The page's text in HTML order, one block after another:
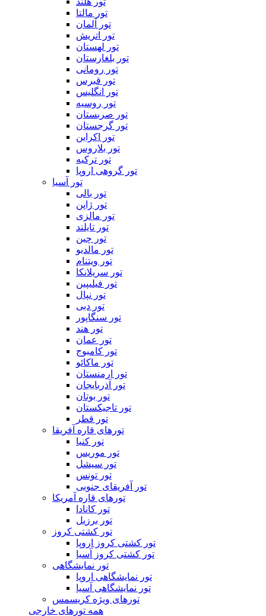
تور مالتا
تور آلمان
تور اتریش
تور لهستان
تور بلغارستان
تور رومانی
تور قبرس
تور انگلیس
تور روسیه
تور صربستان
تور گرجستان
تور اکراین
تور بلاروس
تور ترکیه
تور گروهی اروپا
تور آسیا
تور بالی
تور ژاپن
تور مالزی
تور تایلند
تور چین
تور مالدیو
تور ویتنام
تور سریلانکا
تور فیلیپین
تور نپال
تور دبی
تور سنگاپور
تور هند
تور عمان
تور کامبوج
تور ماکائو
تور ارمنستان
تور آذربایجان
تور بوتان
تور تاجیکستان
تور قطر
تورهای قاره آفریقا
تور کنیا
تور موریس
تور سیشل
تور تونس
تور آفریقای جنوبی
تورهای قاره آمریکا
تور کانادا
تور برزیل
تور کشتی کروز
تور کشتی کروز اروپا
تور کشتی کروز آسیا
تور نمایشگاهی
تور نمایشگاهی اروپا
تور نمایشگاهی آسیا
تورهای ویژه کریسمس
همه تورهای خارجی